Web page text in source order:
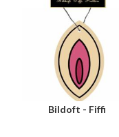
Bildoft - Fiffi